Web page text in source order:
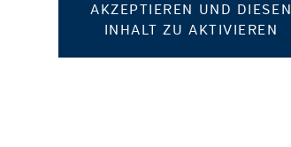
AKZEPTIEREN UND DIESEN
INHALT ZU AKTIVIEREN